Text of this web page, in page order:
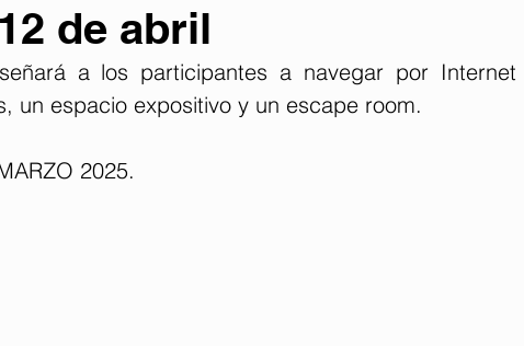
de abril
a los participantes a navegar por
un espacio expositivo y un escape room.
2025.